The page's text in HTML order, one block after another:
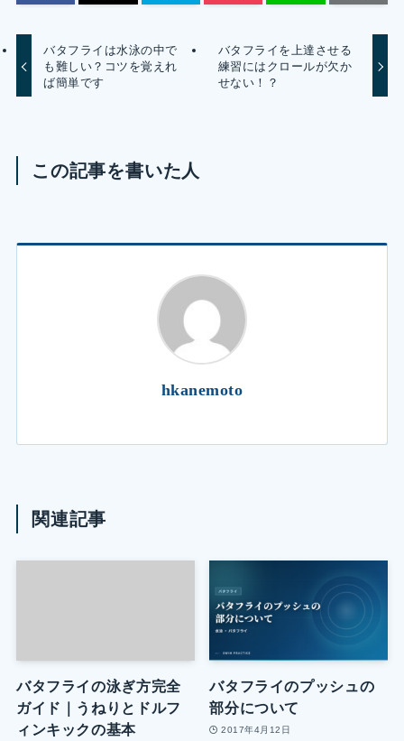
バタフライは水泳の中で
も難しい？コツを覚えれ
ば簡単です
バタフライを上達させる
練習にはクロールが欠か
せない！？
この記事を書いた人
hkanemoto
関連記事
バタフライの泳ぎ方完全
ガイド｜うねりとドルフ
ィンキックの基本
バタフライのプッシュの
部分について
2017年4月12日